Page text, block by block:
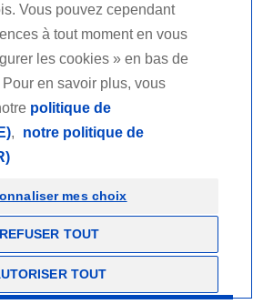
santé
générales d'utilisation
Vous pouvez cependant
à tout moment en vous
les cookies » en bas de
en savoir plus, vous
politique de
,
notre politique de
mes choix
REFUSER TOUT
TOUT